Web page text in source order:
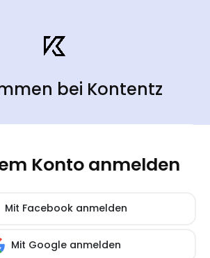
bei Kontentz
Konto anmelden
Mit Facebook anmelden
Mit Google anmelden